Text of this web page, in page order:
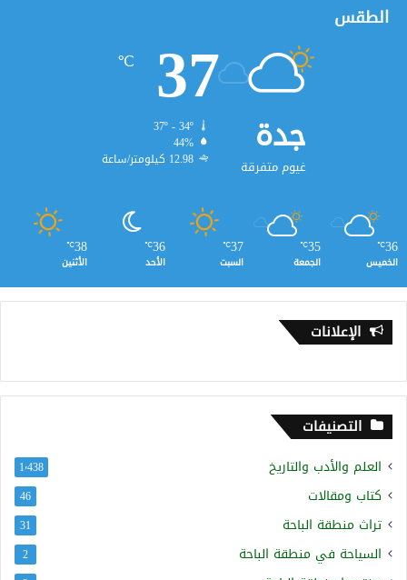
الطقس
جدة
غيوم متفرقة
37
℃
37º - 34º
44%
12.98 كيلومتر/ساعة
36
℃
الخميس
35
℃
الجمعة
37
℃
السبت
36
℃
الأحد
38
℃
الأثنين
الإعلانات
التصنيفات
العلم والأدب والتاريخ 1٬438
كتاب ومقالات 46
تراث منطقة الباحة 31
السياحة في منطقة الباحة 2